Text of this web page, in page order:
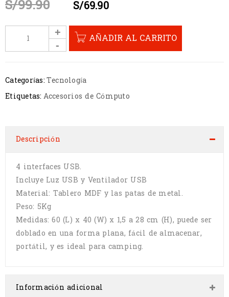
S/99.90 S/69.90
AÑADIR AL CARRITO
Categorías:Tecnología
Etiquetas: Accesorios de Cómputo
Descripción
4 interfaces USB.
Incluye Luz USB y Ventilador USB
Material: Tablero MDF y las patas de metal.
Peso: 5Kg
Medidas: 60 (L) x 40 (W) x 1,5 a 28 cm (H), puede ser
doblado en una forma plana, fácil de almacenar,
portátil, y es ideal para camping.
Información adicional